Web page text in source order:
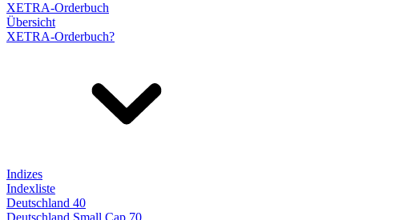
XETRA-Orderbuch
Übersicht
XETRA-Orderbuch?
Indizes
Indexliste
Deutschland 40
Deutschland Small Cap 70